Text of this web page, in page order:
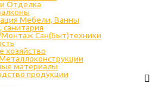
Отделка
Мебели, Ванны
санитария
Сан(Быт)техники
хозяйство
материалы
продукции